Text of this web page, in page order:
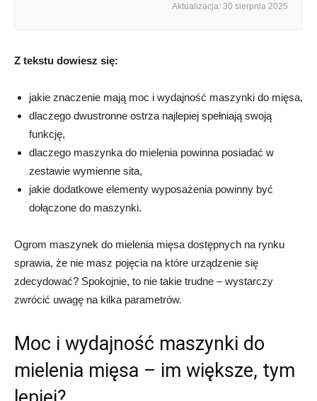
Aktualizacja: 30 sierpnia 2025
Z tekstu dowiesz się:
jakie znaczenie mają moc i wydajność maszynki do mięsa,
dlaczego dwustronne ostrza najlepiej spełniają swoją
funkcję,
dlaczego maszynka do mielenia powinna posiadać w
zestawie wymienne sita,
jakie dodatkowe elementy wyposażenia powinny być
dołączone do maszynki.
Ogrom maszynek do mielenia mięsa dostępnych na rynku
sprawia, że nie masz pojęcia na które urządzenie się
zdecydować? Spokojnie, to nie takie trudne – wystarczy
zwrócić uwagę na kilka parametrów.
Moc i wydajność maszynki do
mielenia mięsa – im większe, tym